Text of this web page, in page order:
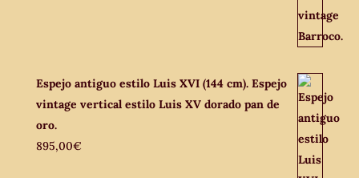
Espejo antiguo estilo Luis XVI (144 cm). Espejo
vintage vertical estilo Luis XV dorado pan de
oro.
895,00€